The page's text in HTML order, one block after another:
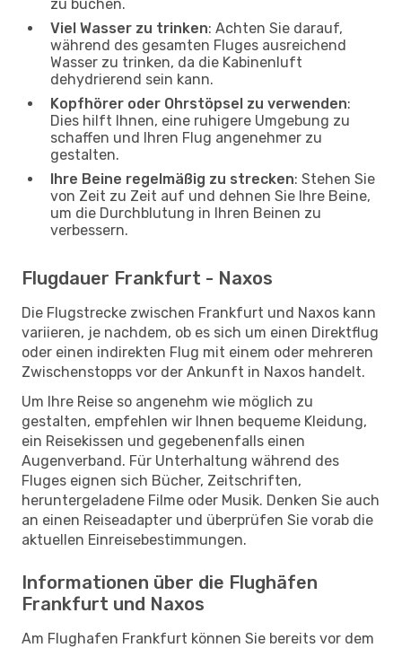
zu buchen.
Viel Wasser zu trinken: Achten Sie darauf,
während des gesamten Fluges ausreichend
Wasser zu trinken, da die Kabinenluft
dehydrierend sein kann.
Kopfhörer oder Ohrstöpsel zu verwenden:
Dies hilft Ihnen, eine ruhigere Umgebung zu
schaffen und Ihren Flug angenehmer zu
gestalten.
Ihre Beine regelmäßig zu strecken: Stehen Sie
von Zeit zu Zeit auf und dehnen Sie Ihre Beine,
um die Durchblutung in Ihren Beinen zu
verbessern.
Flugdauer Frankfurt - Naxos
Die Flugstrecke zwischen Frankfurt und Naxos kann
variieren, je nachdem, ob es sich um einen Direktflug
oder einen indirekten Flug mit einem oder mehreren
Zwischenstopps vor der Ankunft in Naxos handelt.
Um Ihre Reise so angenehm wie möglich zu
gestalten, empfehlen wir Ihnen bequeme Kleidung,
ein Reisekissen und gegebenenfalls einen
Augenverband. Für Unterhaltung während des
Fluges eignen sich Bücher, Zeitschriften,
heruntergeladene Filme oder Musik. Denken Sie auch
an einen Reiseadapter und überprüfen Sie vorab die
aktuellen Einreisebestimmungen.
Informationen über die Flughäfen
Frankfurt und Naxos
Am Flughafen Frankfurt können Sie bereits vor dem